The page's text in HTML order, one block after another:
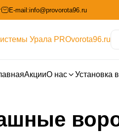
E-mail:info@provorota96.ru
АкцииО нас Установка